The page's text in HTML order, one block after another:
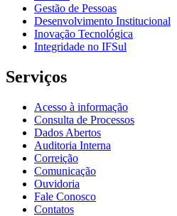
Gestão de Pessoas
Desenvolvimento Institucional
Inovação Tecnológica
Integridade no IFSul
Serviços
Acesso à informação
Consulta de Processos
Dados Abertos
Auditoria Interna
Correição
Comunicação
Ouvidoria
Fale Conosco
Contatos